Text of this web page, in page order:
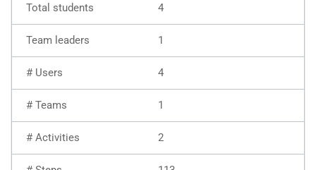
4
1
4
1
2